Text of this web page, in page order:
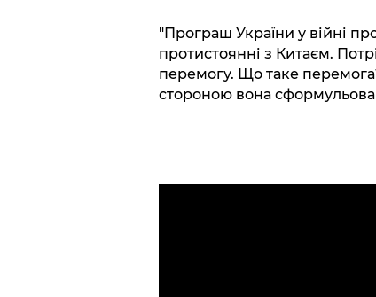
"Програш України у війні
протистоянні з Китаєм.
перемогу. Що таке
стороною вона